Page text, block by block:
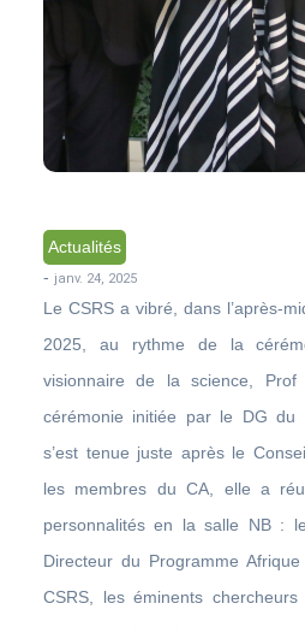
Actualités
- janv. 24, 2025
Le CSRS a vibré, dans l’après-
2025, au rythme de la
visionnaire de la science, Prof
cérémonie initiée par le DG du
s’est tenue juste après le
les membres du CA, elle a
personnalités en la salle NB :
Directeur du Programme
CSRS, les éminents